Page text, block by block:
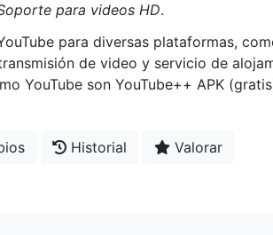
para videos HD.
para diversas plataformas,
de video y servicio de
YouTube son YouTube++ APK
Historial Valorar